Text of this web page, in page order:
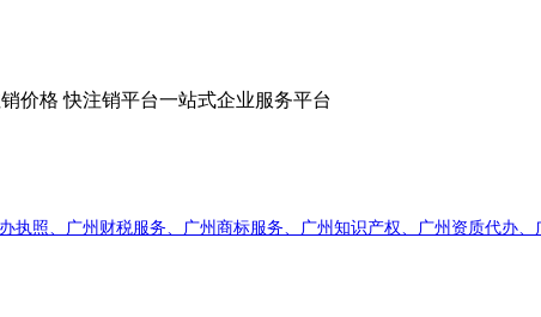
格 快注销平台一站式企业服务平台
照、广州财税服务、广州商标服务、广州知识产权、广州资质代办